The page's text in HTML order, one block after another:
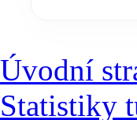
Úvodní
Statistiky